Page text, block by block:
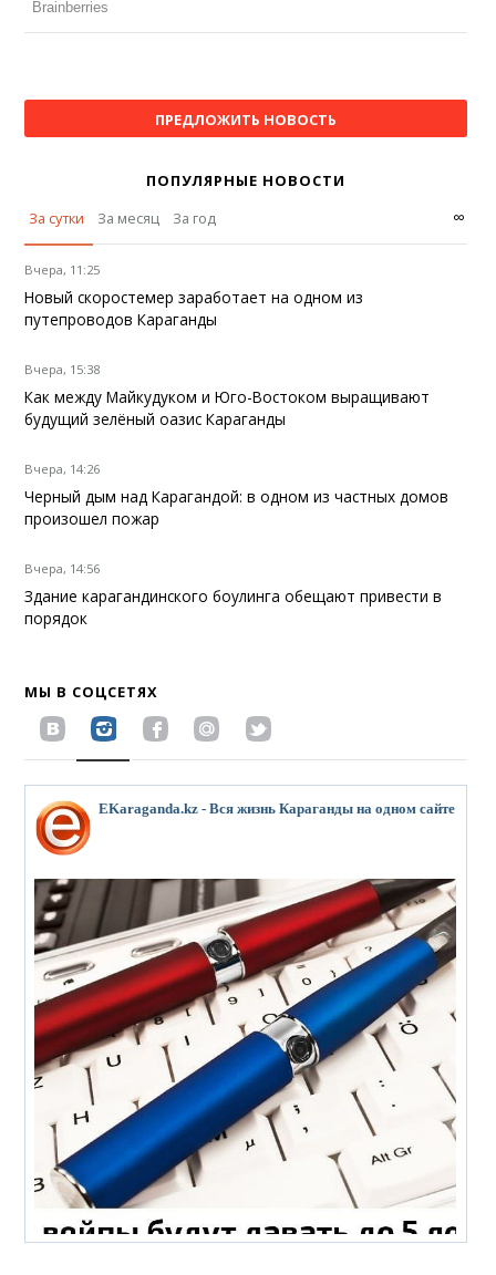
ПРЕДЛОЖИТЬ НОВОСТЬ
ПОПУЛЯРНЫЕ НОВОСТИ
За сутки
За месяц За год ∞
Вчера, 11:25
Новый скоростемер заработает на одном из
путепроводов Караганды
Вчера, 15:38
Как между Майкудуком и Юго-Востоком выращивают
будущий зелёный оазис Караганды
Вчера, 14:26
Черный дым над Карагандой: в одном из частных домов
произошел пожар
Вчера, 14:56
Здание карагандинского боулинга обещают привести в
порядок
МЫ В СОЦСЕТЯХ
EKaraganda.kz - Вся жизнь Караганды на одном сайте